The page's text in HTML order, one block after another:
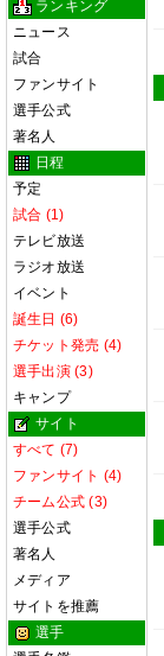
ランキング
ニュース
試合
ファンサイト
選手公式
著名人
日程
予定
試合 (1)
テレビ放送
ラジオ放送
イベント
誕生日 (6)
チケット発売 (4)
選手出演 (3)
キャンプ
サイト
すべて (7)
ファンサイト (4)
チーム公式 (3)
選手公式
著名人
メディア
サイトを推薦
選手